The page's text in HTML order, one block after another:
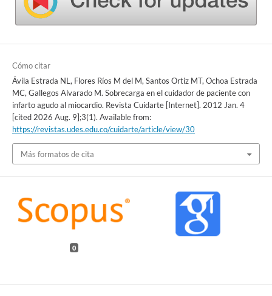
Cómo citar
Ávila Estrada NL, Flores Ríos M del M, Santos Ortiz MT, Ochoa Estrada
MC, Gallegos Alvarado M. Sobrecarga en el cuidador de paciente con
infarto agudo al miocardio. Revista Cuidarte [Internet]. 2012 Jan. 4
[cited 2026 Aug. 9];3(1). Available from:
https://revistas.udes.edu.co/cuidarte/article/view/30
Más formatos de cita
0